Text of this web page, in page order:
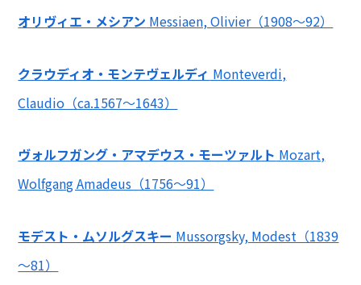
オリヴィエ・メシアン Messiaen, Olivier（1908～92）
クラウディオ・モンテヴェルディ Monteverdi,
Claudio（ca.1567～1643）
ヴォルフガング・アマデウス・モーツァルト Mozart,
Wolfgang Amadeus（1756～91）
モデスト・ムソルグスキー Mussorgsky, Modest（1839
～81）